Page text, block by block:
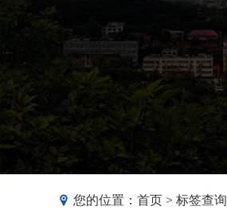
您的位置： 首页 > 标签查询